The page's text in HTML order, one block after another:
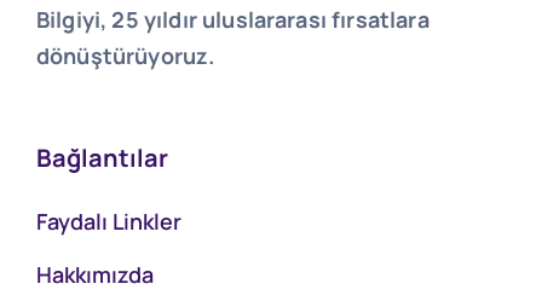
Bilgiyi, 25 yıldır uluslararası fırsatlara
dönüştürüyoruz.
Bağlantılar
Faydalı Linkler
Hakkımızda